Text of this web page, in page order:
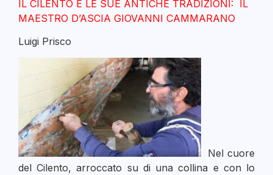
IL CILENTO E LE SUE ANTICHE TRADIZIONI: IL
MAESTRO D’ASCIA GIOVANNI CAMMARANO
Luigi Prisco
Nel cuore
del Cilento, arroccato su di una collina e con lo